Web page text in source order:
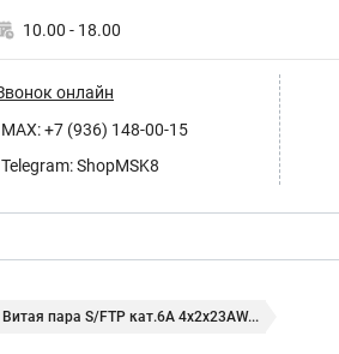
10.00 - 18.00
онлайн
MAX: +7 (936) 148-00-15
Telegram: ShopMSK8
пара S/FTP кат.6A 4х2х23AW...